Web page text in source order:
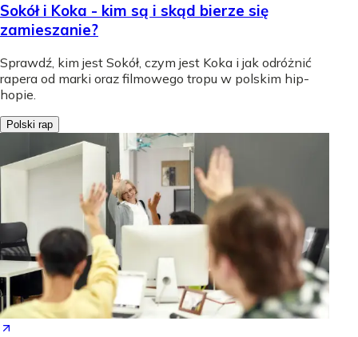
Sokół i Koka - kim są i skąd bierze się
zamieszanie?
Sprawdź, kim jest Sokół, czym jest Koka i jak odróżnić
rapera od marki oraz filmowego tropu w polskim hip-
hopie.
Polski rap